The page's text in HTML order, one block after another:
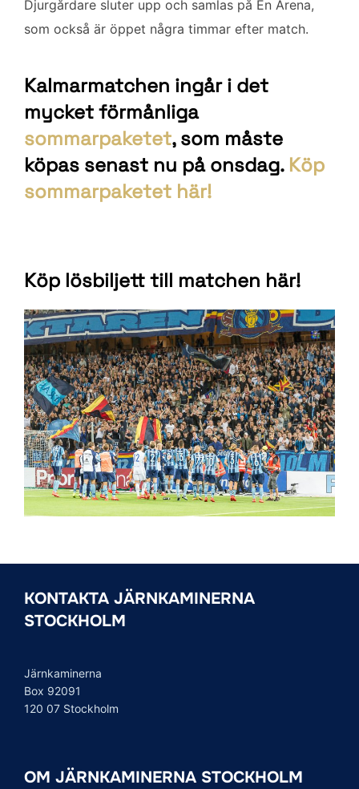
Djurgårdare sluter upp och samlas på En Arena,
som också är öppet några timmar efter match.
Kalmarmatchen ingår i det
mycket förmånliga
sommarpaketet, som måste
köpas senast nu på onsdag. Köp
sommarpaketet här!
Köp lösbiljett till matchen här!
KONTAKTA JÄRNKAMINERNA
STOCKHOLM
Järnkaminerna
Box 92091
120 07 Stockholm
OM JÄRNKAMINERNA STOCKHOLM